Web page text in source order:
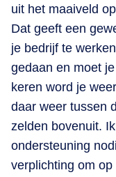
uit het maaiveld
Dat geeft een
je bedrijf te
gedaan en moet
keren word je
daar weer tussen
zelden bovenuit.
ondersteuning
verplichting om